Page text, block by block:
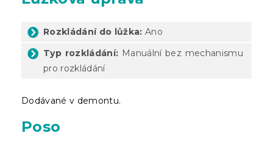
Rozkládání do lůžka: Ano
Typ rozkládání: Manuální bez mechanismu
pro rozkládání
Dodávané v demontu.
Poso